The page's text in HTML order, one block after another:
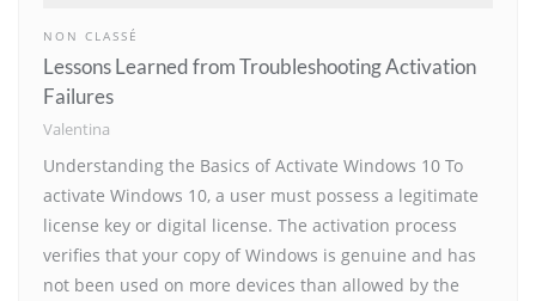
NON CLASSÉ
Lessons Learned from Troubleshooting Activation
Failures
Valentina
Understanding the Basics of Activate Windows 10 To
activate Windows 10, a user must possess a legitimate
license key or digital license. The activation process
verifies that your copy of Windows is genuine and has
not been used on more devices than allowed by the